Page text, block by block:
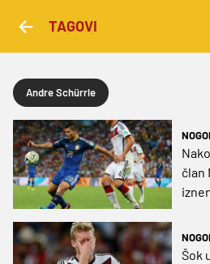
TAGOVI
Andre Schürrle
član
Šok